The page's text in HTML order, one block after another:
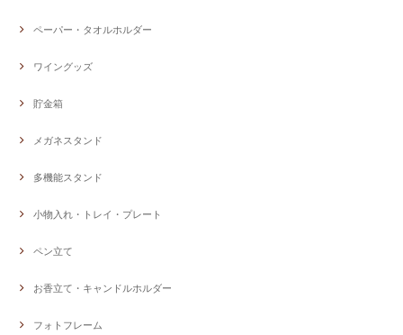
ペーパー・タオルホルダー
ワイングッズ
貯金箱
メガネスタンド
多機能スタンド
小物入れ・トレイ・プレート
ペン立て
お香立て・キャンドルホルダー
フォトフレーム